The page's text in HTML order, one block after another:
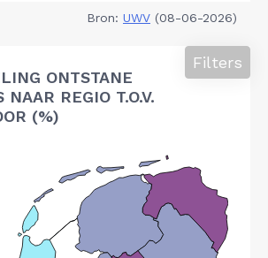
Bron: UWV (08-06-2026)
ONTSTANE
NAAR REGIO T.O.V.
(%)
Filters